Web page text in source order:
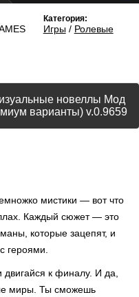
Категория:
Игры/ Ролевые
новеллы Мод
варианты) v.0.9659
мистики — вот что
Каждый сюжет — это
которые зацепят, и
героями.
двигайся к финалу. И да,
миры. Ты сможешь